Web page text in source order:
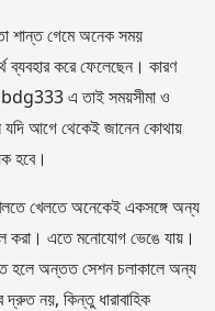
শান্ত গেমে অনেক সময়
ব্যবহার করে ফেলেছেন। কারণ
bdg333 এ তাই সময়সীমা ও
যদি আগে থেকেই জানেন কোথায়
হবে।
খেলতে অনেকেই একসঙ্গে অন্য
করা। এতে মনোযোগ ভেঙে যায়।
হলে অন্তত সেশন চলাকালে অন্য
নয়, কিন্তু ধারাবাহিক